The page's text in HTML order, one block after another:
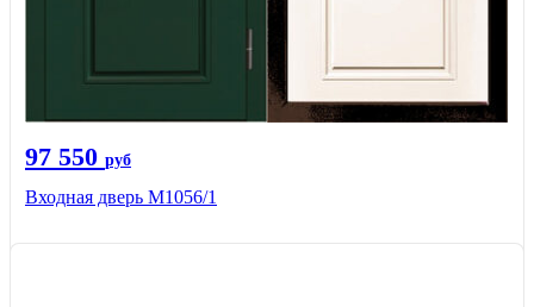
97 550 руб
Входная дверь М1056/1